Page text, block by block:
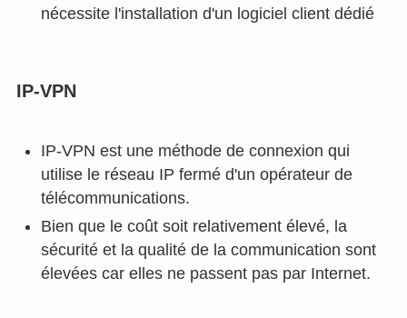
nécessite l'installation d'un logiciel client dédié
IP-VPN
IP-VPN est une méthode de connexion qui
utilise le réseau IP fermé d'un opérateur de
télécommunications.
Bien que le coût soit relativement élevé, la
sécurité et la qualité de la communication sont
élevées car elles ne passent pas par Internet.